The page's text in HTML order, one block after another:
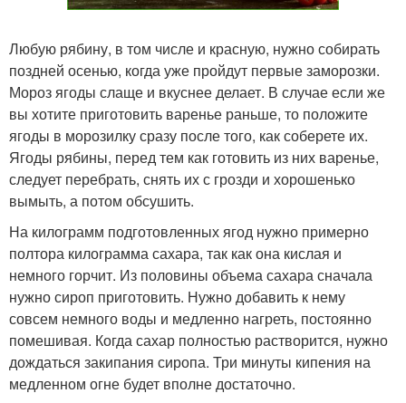
Любую рябину, в том числе и красную, нужно собирать
поздней осенью, когда уже пройдут первые заморозки.
Мороз ягоды слаще и вкуснее делает. В случае если же
вы хотите приготовить варенье раньше, то положите
ягоды в морозилку сразу после того, как соберете их.
Ягоды рябины, перед тем как готовить из них варенье,
следует перебрать, снять их с грозди и хорошенько
вымыть, а потом обсушить.
На килограмм подготовленных ягод нужно примерно
полтора килограмма сахара, так как она кислая и
немного горчит. Из половины объема сахара сначала
нужно сироп приготовить. Нужно добавить к нему
совсем немного воды и медленно нагреть, постоянно
помешивая. Когда сахар полностью растворится, нужно
дождаться закипания сиропа. Три минуты кипения на
медленном огне будет вполне достаточно.